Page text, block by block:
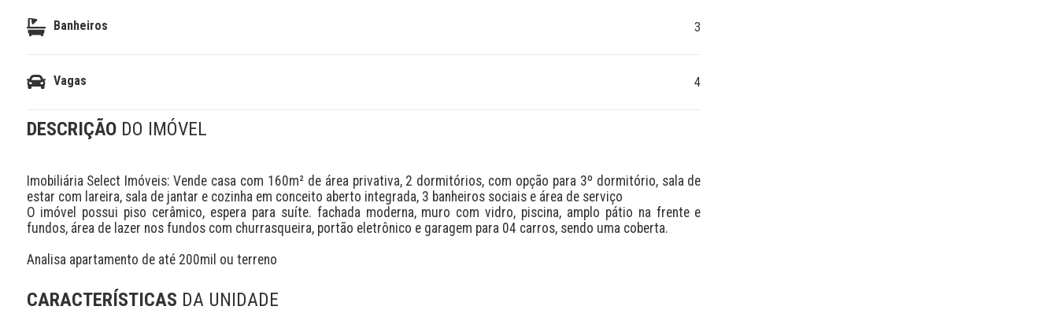
Banheiros 3
Vagas 4
DESCRIÇÃO DO IMÓVEL
Imobiliária Select Imóveis: Vende casa com 160m² de área privativa, 2 dormitórios, com opção para 3º dormitório, sala de
estar com lareira, sala de jantar e cozinha em conceito aberto integrada, 3 banheiros sociais e área de serviço
O imóvel possui piso cerâmico, espera para suíte. fachada moderna, muro com vidro, piscina, amplo pátio na frente e
fundos, área de lazer nos fundos com churrasqueira, portão eletrônico e garagem para 04 carros, sendo uma coberta.
Analisa apartamento de até 200mil ou terreno
CARACTERÍSTICAS DA UNIDADE